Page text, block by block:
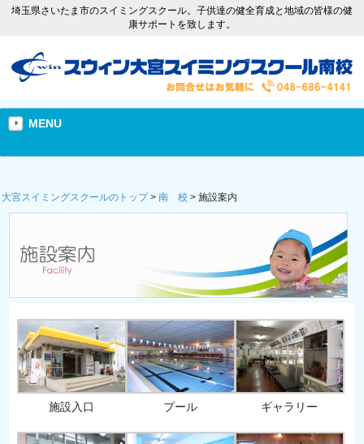
埼玉県さいたま市のスイミングスクール。子供達の健全育成と地域の皆様の健
康サポートを致します。
MENU
大宮スイミングスクールのトップ> 南 校 > 施設案内
施設入口 プール ギャラリー